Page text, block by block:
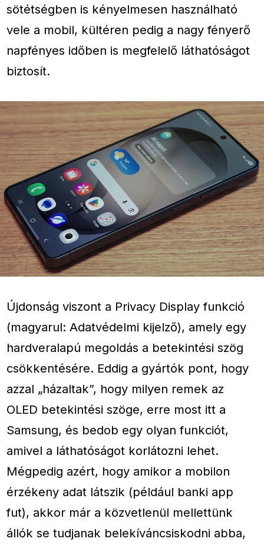
sötétségben is kényelmesen használható
vele a mobil, kültéren pedig a nagy fényerő
napfényes időben is megfelelő láthatóságot
biztosít.
Újdonság viszont a Privacy Display funkció
(magyarul: Adatvédelmi kijelző), amely egy
hardveralapú megoldás a betekintési szög
csökkentésére. Eddig a gyártók pont, hogy
azzal „házaltak”, hogy milyen remek az
OLED betekintési szöge, erre most itt a
Samsung, és bedob egy olyan funkciót,
amivel a láthatóságot korlátozni lehet.
Mégpedig azért, hogy amikor a mobilon
érzékeny adat látszik (például banki app
fut), akkor már a közvetlenül mellettünk
állók se tudjanak belekíváncsiskodni abba,